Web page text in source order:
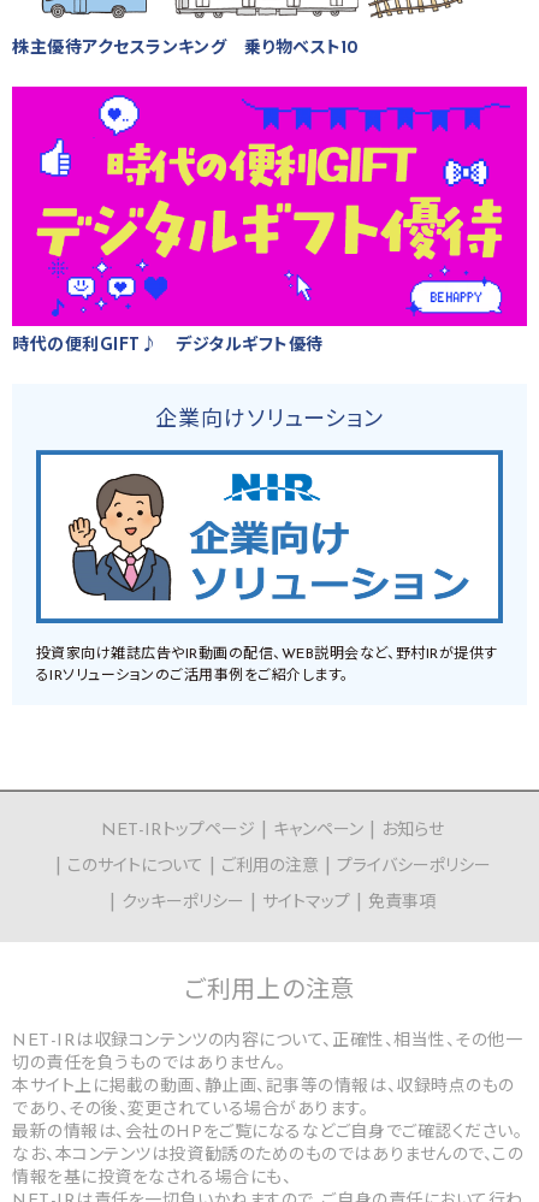
株主優待アクセスランキング 乗り物ベスト10
時代の便利GIFT♪ デジタルギフト優待
企業向けソリューション
投資家向け雑誌広告やIR動画の配信、WEB説明会など、野村IRが提供す
るIRソリューションのご活用事例をご紹介します。
NET-IRトップページ キャンペーン
お知らせ
このサイトについて
ご利用の注意
プライバシーポリシー
クッキーポリシー
サイトマップ 免責事項
ご利用上の注意
NET-IRは収録コンテンツの内容について、正確性、相当性、その他一
切の責任を負うものではありません。
本サイト上に掲載の動画、静止画、記事等の情報は、収録時点のもの
であり、その後、変更されている場合があります。
最新の情報は、会社のHPをご覧になるなどご自身でご確認ください。
なお、本コンテンツは投資勧誘のためのものではありませんので、この
情報を基に投資をなされる場合にも、